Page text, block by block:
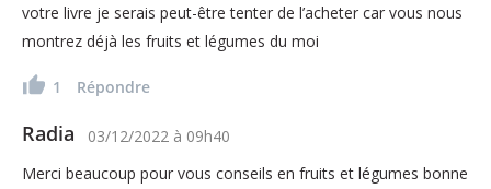
votre livre je serais peut-être tenter de l’acheter car vous nous
montrez déjà les fruits et légumes du moi
1 Répondre
Radia 03/12/2022 à 09h40
Merci beaucoup pour vous conseils en fruits et légumes bonne